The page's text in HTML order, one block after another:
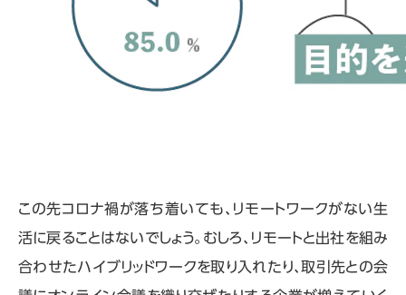
この先コロナ禍が落ち着いても、リモートワークがない生
活に戻ることはないでしょう。むしろ、リモートと出社を組み
合わせたハイブリッドワークを取り入れたり、取引先との会